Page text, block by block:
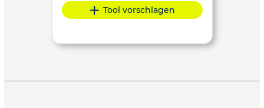
Tool vorschlagen